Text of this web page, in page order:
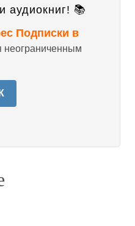
аудиокниг! 📚
Подписки в
неограниченным